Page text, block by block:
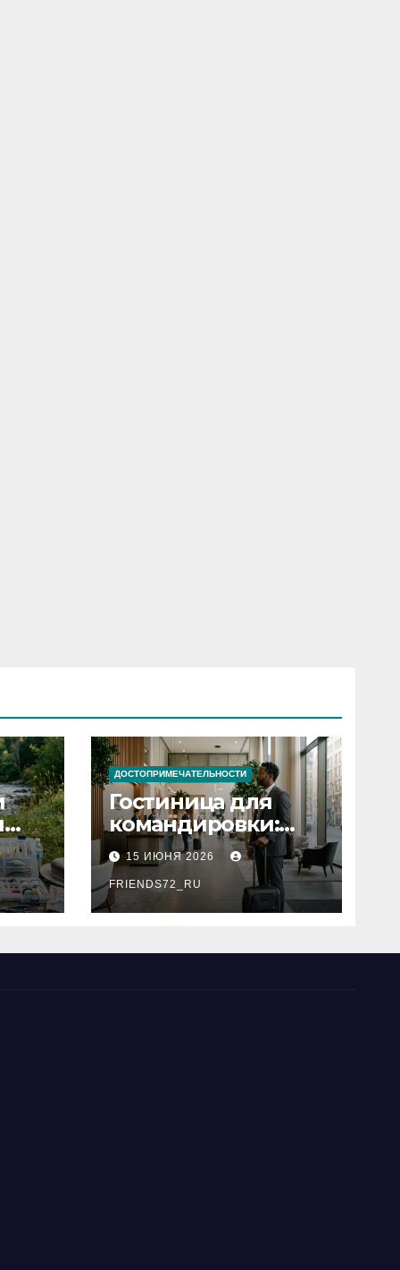
ДОСТОПРИМЕЧАТЕЛЬНОСТИ
Гостиница для
командировки:
основные
критерии выбора
15 ИЮНЯ 2026
FRIENDS72_RU